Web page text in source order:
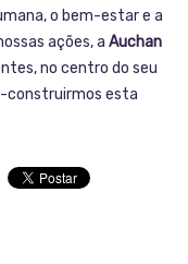
o bem-estar e a
ações, a Auchan
no centro do seu
construirmos esta